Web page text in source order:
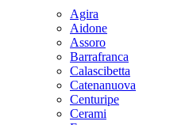
Agira
Aidone
Assoro
Barrafranca
Calascibetta
Catenanuova
Centuripe
Cerami